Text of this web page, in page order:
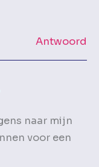
Antwoord
naar mijn
voor een